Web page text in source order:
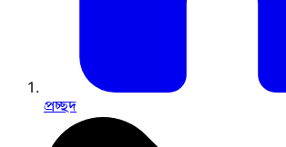
প্রচ্ছদ